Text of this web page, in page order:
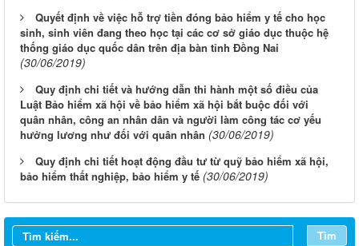
Quyết định về việc hỗ trợ tiền đóng bảo hiểm y tế cho học
sinh, sinh viên đang theo học tại các cơ sở giáo dục thuộc hệ
thống giáo dục quốc dân trên địa bàn tỉnh Đồng Nai
(30/06/2019)
Quy định chi tiết và hướng dẫn thi hành một số điều của
Luật Bảo hiểm xã hội về bảo hiểm xã hội bắt buộc đối với
quân nhân, công an nhân dân và người làm công tác cơ yếu
hưởng lương như đối với quân nhân (30/06/2019)
Quy định chi tiết hoạt động đầu tư từ quỹ bảo hiểm xã hội,
bảo hiểm thất nghiệp, bảo hiểm y tế (30/06/2019)
Tìm
Từ ngày 27/7/2026 đến ngày 02/8/2026